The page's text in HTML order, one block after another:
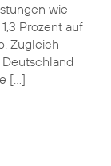
wie
Prozent auf
Zugleich
[…]